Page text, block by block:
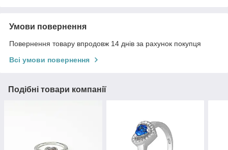
Умови повернення
Повернення товару впродовж 14 днів за рахунок покупця
Всі умови повернення
Подібні товари компанії